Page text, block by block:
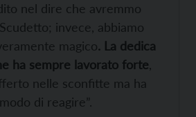
nel dire che avremmo
invece, abbiamo
magico. La dedica
ha sempre lavorato forte
nelle sconfitte ma ha
di reagire”.